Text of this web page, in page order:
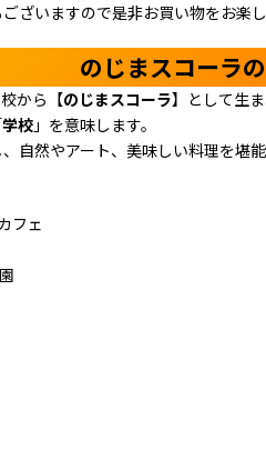
ざいますので是非お買い物をお楽し
のじまスコーラ
から【のじまスコーラ】として生
学校 」を意味します。
自然やアート、美味しい料理を堪
フェ